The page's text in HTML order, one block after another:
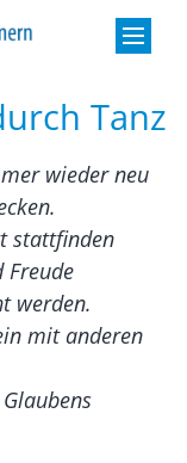
Tanz
wieder neu
stattfinden
Freude
werden.
mit anderen